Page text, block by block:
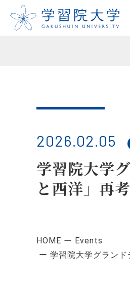
2026.02.05
学習院大学
と西洋」再
HOME
Events
学習院大学グラン